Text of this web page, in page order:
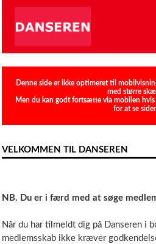
Denne side er ikke optimeret til
med større
Men du kan godt fortsætte via mobilen
for at se
VELKOMMEN TIL DANSEREN
NB. Du er i færd med at søge
Når du har tilmeldt dig på Danseren i
medlemsskab ikke kræver